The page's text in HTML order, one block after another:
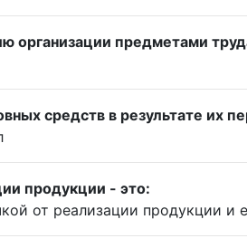
организации предметами
средств в результате их
продукции - это:
от реализации продукции и